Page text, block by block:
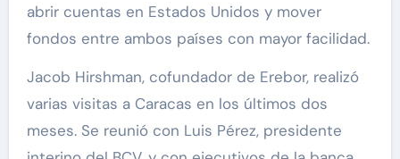
abrir cuentas en Estados Unidos y mover
fondos entre ambos países con mayor facilidad.
Jacob Hirshman, cofundador de Erebor, realizó
varias visitas a Caracas en los últimos dos
meses. Se reunió con Luis Pérez, presidente